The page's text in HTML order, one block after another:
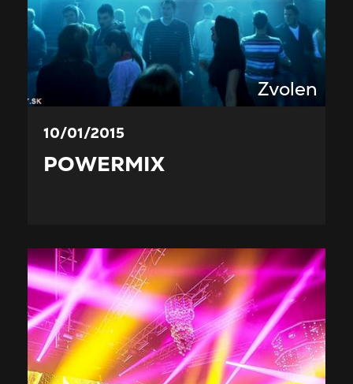
Zvolen
10/01/2015
POWERMIX